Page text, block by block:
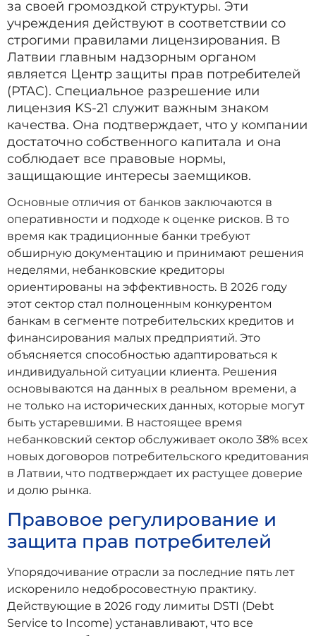
за своей громоздкой структуры. Эти
учреждения действуют в соответствии со
строгими правилами лицензирования. В
Латвии главным надзорным органом
является Центр защиты прав потребителей
(PTAC). Специальное разрешение или
лицензия KS-21 служит важным знаком
качества. Она подтверждает, что у компании
достаточно собственного капитала и она
соблюдает все правовые нормы,
защищающие интересы заемщиков.
Основные отличия от банков заключаются в
оперативности и подходе к оценке рисков. В то
время как традиционные банки требуют
обширную документацию и принимают решения
неделями, небанковские кредиторы
ориентированы на эффективность. В 2026 году
этот сектор стал полноценным конкурентом
банкам в сегменте потребительских кредитов и
финансирования малых предприятий. Это
объясняется способностью адаптироваться к
индивидуальной ситуации клиента. Решения
основываются на данных в реальном времени, а
не только на исторических данных, которые могут
быть устаревшими. В настоящее время
небанковский сектор обслуживает около 38% всех
новых договоров потребительского кредитования
в Латвии, что подтверждает их растущее доверие
и долю рынка.
Правовое регулирование и
защита прав потребителей
Упорядочивание отрасли за последние пять лет
искоренило недобросовестную практику.
Действующие в 2026 году лимиты DSTI (Debt
Service to Income) устанавливают, что все